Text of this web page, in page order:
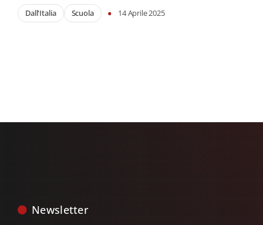
Dall'Italia Scuola • 14 Aprile 2025
Newsletter